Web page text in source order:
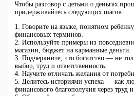
Чтобы разговор с детьми о деньгах
придерживайтесь следующих шагов:
1. Говорите на языке, понятном
финансовых терминов.
2. Используйте примеры из
магазин, бюджет на карманные деньги.
3. Подчеркните, что богатство — не
выбор, труд и ответственность.
4. Научите отличать желания от
5. Делитесь историями успеха — как
финансового благополучия через труд